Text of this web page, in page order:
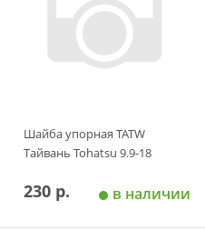
Шайба упорная TATW
Тайвань Tohatsu 9.9-18
230 р. в наличии